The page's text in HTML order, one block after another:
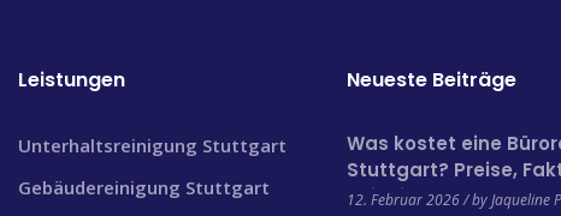
Leistungen
Unterhaltsreinigung Stuttgart
Gebäudereinigung Stuttgart
Neueste Beiträge
Was kostet eine
Stuttgart? Preise,
Beispiele
12. Februar 2026 / by Jaqueline